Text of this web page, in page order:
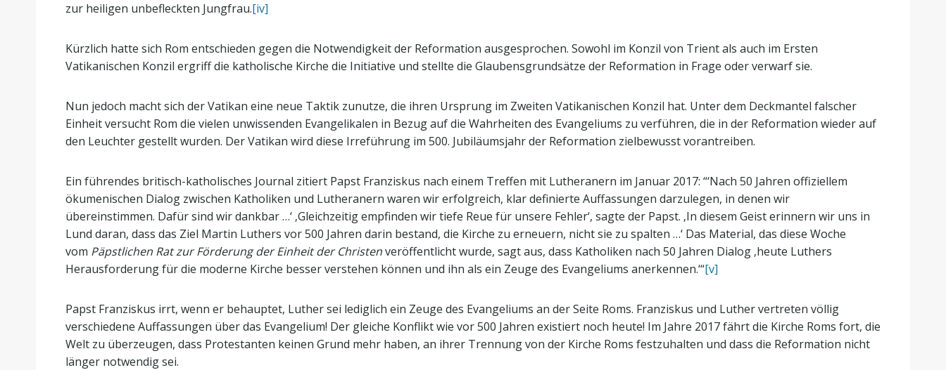
zur heiligen unbefleckten Jungfrau.[iv]
Kürzlich hatte sich Rom entschieden gegen die Notwendigkeit der Reformation ausgesprochen. Sowohl im Konzil von Trient als auch im Ersten
Vatikanischen Konzil ergriff die katholische Kirche die Initiative und stellte die Glaubensgrundsätze der Reformation in Frage oder verwarf sie.
Nun jedoch macht sich der Vatikan eine neue Taktik zunutze, die ihren Ursprung im Zweiten Vatikanischen Konzil hat. Unter dem Deckmantel falscher
Einheit versucht Rom die vielen unwissenden Evangelikalen in Bezug auf die Wahrheiten des Evangeliums zu verführen, die in der Reformation wieder auf
den Leuchter gestellt wurden. Der Vatikan wird diese Irreführung im 500. Jubiläumsjahr der Reformation zielbewusst vorantreiben.
Ein führendes britisch-katholisches Journal zitiert Papst Franziskus nach einem Treffen mit Lutheranern im Januar 2017: “‘Nach 50 Jahren offiziellem
ökumenischen Dialog zwischen Katholiken und Lutheranern waren wir erfolgreich, klar definierte Auffassungen darzulegen, in denen wir
übereinstimmen. Dafür sind wir dankbar …‘ ‚Gleichzeitig empfinden wir tiefe Reue für unsere Fehler‘, sagte der Papst. ‚In diesem Geist erinnern wir uns in
Lund daran, dass das Ziel Martin Luthers vor 500 Jahren darin bestand, die Kirche zu erneuern, nicht sie zu spalten …‘ Das Material, das diese Woche
vom Päpstlichen Rat zur Förderung der Einheit der Christenveröffentlicht wurde, sagt aus, dass Katholiken nach 50 Jahren Dialog ‚heute Luthers
Herausforderung für die moderne Kirche besser verstehen können und ihn als ein Zeuge des Evangeliums anerkennen.‘“[v]
Papst Franziskus irrt, wenn er behauptet, Luther sei lediglich ein Zeuge des Evangeliums an der Seite Roms. Franziskus und Luther vertreten völlig
verschiedene Auffassungen über das Evangelium! Der gleiche Konflikt wie vor 500 Jahren existiert noch heute! Im Jahre 2017 fährt die Kirche Roms fort, die
Welt zu überzeugen, dass Protestanten keinen Grund mehr haben, an ihrer Trennung von der Kirche Roms festzuhalten und dass die Reformation nicht
länger notwendig sei.